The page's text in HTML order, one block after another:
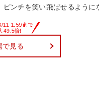
ンチを笑い飛ばせるように
で見る